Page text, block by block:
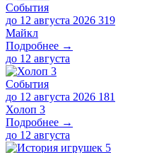
События
до 12 августа 2026 319
Майкл
Подробнее →
до 12 августа
События
до 12 августа 2026 181
Холоп 3
Подробнее →
до 12 августа